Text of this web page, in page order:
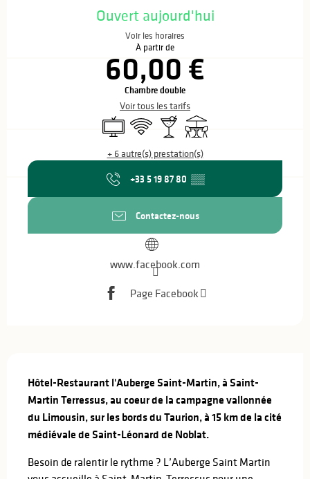
Ouvert aujourd'hui
Voir les horaires
À partir de
60,00 €
Chambre double
Voir tous les tarifs
Télévision
WiFi Bar / Buvette
Terrasse
+ 6 autre(s) prestation(s)
+33 5 19 87 80 ▒▒
Contactez-nous
www.facebook.com
Page Facebook
Hôtel-Restaurant l'Auberge Saint-Martin, à Saint-
Martin Terressus, au coeur de la campagne vallonnée
du Limousin, sur les bords du Taurion, à 15 km de la cité
médiévale de Saint-Léonard de Noblat.
Besoin de ralentir le rythme ? L’Auberge Saint Martin